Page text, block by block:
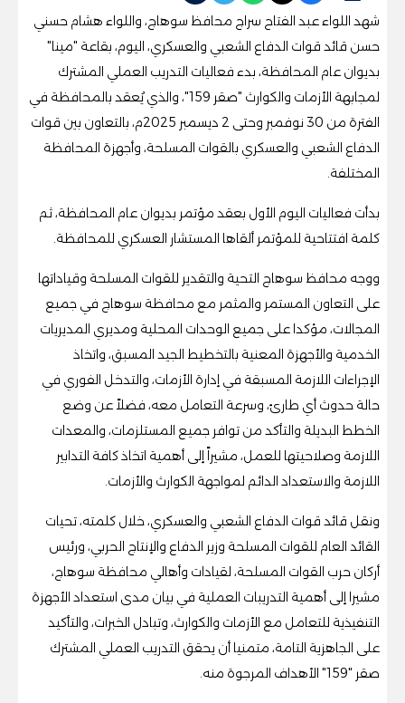
شهد اللواء عبد الفتاح سراج محافظ سوهاج، واللواء هشام حسني
حسن قائد قوات الدفاع الشعبي والعسكري، اليوم، بقاعة "مينا"
بديوان عام المحافظة، بدء فعاليات التدريب العملي المشترك
لمجابهة الأزمات والكوارث "صقر 159"، والذي يُعقد بالمحافظة في
الفترة من 30 نوفمبر وحتى 2 ديسمبر 2025م، بالتعاون بين قوات
الدفاع الشعبي والعسكري بالقوات المسلحة، وأجهزة المحافظة
المختلفة.
بدأت فعاليات اليوم الأول بعقد مؤتمر بديوان عام المحافظة، ثم
كلمة افتتاحية للمؤتمر ألقاها المستشار العسكري للمحافظة.
ووجه محافظ سوهاج التحية والتقدير للقوات المسلحة وقياداتها
على التعاون المستمر والمثمر مع محافظة سوهاج في جميع
المجالات، مؤكدا على جميع الوحدات المحلية ومديري المديريات
الخدمية والأجهزة المعنية بالتخطيط الجيد المسبق، واتخاذ
الإجراءات اللازمة المسبقة في إدارة الأزمات، والتدخل الفوري في
حالة حدوث أي طارئ، وسرعة التعامل معه، فضلاً عن وضع
الخطط البديلة والتأكد من توافر جميع المستلزمات، والمعدات
اللازمة وصلاحيتها للعمل، مشيراً إلى أهمية اتخاذ كافة التدابير
اللازمة والاستعداد الدائم لمواجهة الكوارث والأزمات.
ونقل قائد قوات الدفاع الشعبي والعسكري، خلال كلمته، تحيات
القائد العام للقوات المسلحة وزير الدفاع والإنتاج الحربي، ورئيس
أركان حرب القوات المسلحة، لقيادات وأهالي محافظة سوهاج،
مشيرا إلى أهمية التدريبات العملية في بيان مدى استعداد الأجهزة
التنفيذية للتعامل مع الأزمات والكوارث، وتبادل الخبرات، والتأكيد
على الجاهزية التامة، متمنيا أن يحقق التدريب العملي المشترك
صقر "159" الأهداف المرجوة منه.